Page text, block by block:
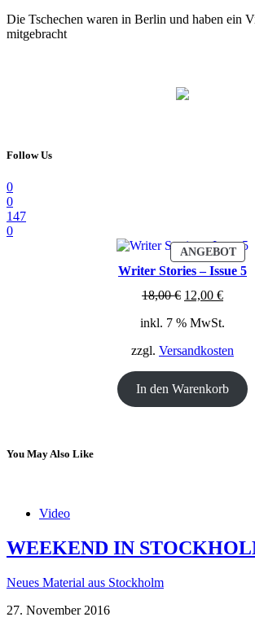
Die Tschechen waren in Berlin und haben ein
mitgebracht
Follow Us
0
0
147
0
ANGEBOT
IM
Writer Stories – Issue 5
18,00€ Ursprünglicher
war:
12,00 €
ist:
inkl. 7 % MwSt.
zzgl. Versandkosten
In den Warenkorb
You May Also Like
Video
WEEKEND IN
Neues Material aus Stockholm
27. November 2016